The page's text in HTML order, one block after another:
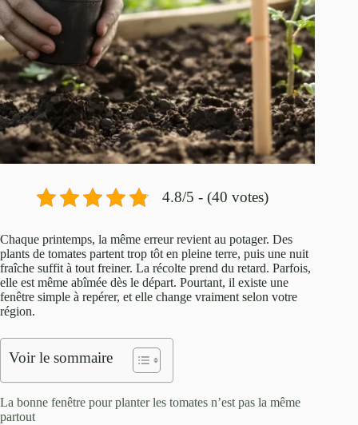
4.8/5 - (40 votes)
Chaque printemps, la même erreur revient au potager. Des
plants de tomates partent trop tôt en pleine terre, puis une nuit
fraîche suffit à tout freiner. La récolte prend du retard. Parfois,
elle est même abîmée dès le départ. Pourtant, il existe une
fenêtre simple à repérer, et elle change vraiment selon votre
région.
Voir le sommaire
La bonne fenêtre pour planter les tomates n’est pas la même
partout